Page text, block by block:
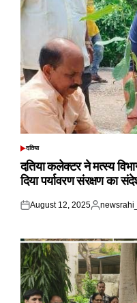
POSTED
दतिया
दतिया कलेक्टर ने मत्स्य
दिया पर्यावरण संरक्षण का
Posted
August 12, 2025
Posted